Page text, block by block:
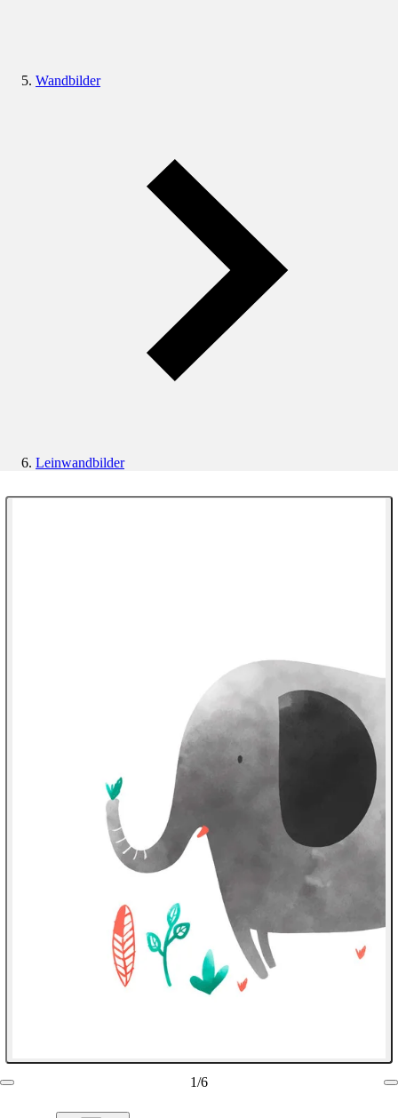
Wandbilder
Leinwandbilder
1/6